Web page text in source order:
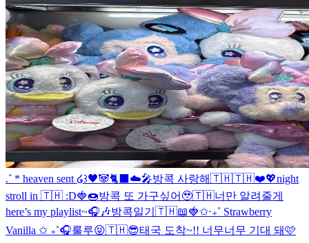
.˚ * heaven sent ໒꒱🖤🐼🐈‍⬛☁️🎤방콕 사랑해🇹🇭🇹🇭❤️💖night
stroll in 🇹🇭 :D🍓🍩방콕 또 가구싶어🥹🇹🇭너만 알려줄게
here’s my playlist~🎧🎶방콕일기🇹🇭📖🍓✩‧₊˚ Strawberry
Vanilla ✩ ₊˚🎧룰루😝🇹🇭😎태국 도착~!! 너무너무 기대 돼🩷